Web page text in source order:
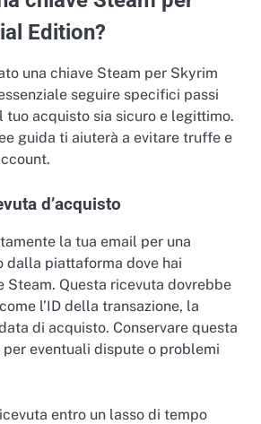
Edition?
una chiave Steam per Skyrim
seguire specifici passi
tuo acquisto sia sicuro e legittimo.
guida ti aiuterà a evitare truffe e
d’acquisto
la tua email per una
dalla piattaforma dove hai
Steam. Questa ricevuta dovrebbe
l’ID della transazione, la
di acquisto. Conservare questa
eventuali dispute o problemi
entro un lasso di tempo